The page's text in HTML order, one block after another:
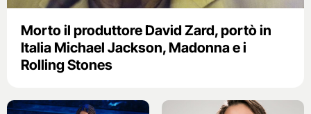
Morto il produttore David Zard, portò in
Italia Michael Jackson, Madonna e i
Rolling Stones